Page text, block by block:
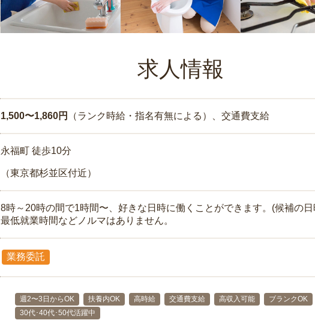
求人情報
1,500〜1,860円 （ランク時給・指名有無による）、交通費支給
永福町 徒歩10分
（東京都杉並区付近）
8時～20時の間で1時間〜、好きな日時に働くことができます。(候補の
最低就業時間などノルマはありません。
業務委託
週2〜3日からOK 扶養内OK 高時給 交通費支給 高収入可能 ブランクOK
30代･40代･50代活躍中